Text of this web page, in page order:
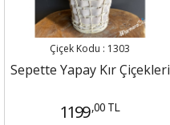
Çiçek Kodu : 1303
Sepette Yapay Kır Çiçekleri
1199 ,00 TL